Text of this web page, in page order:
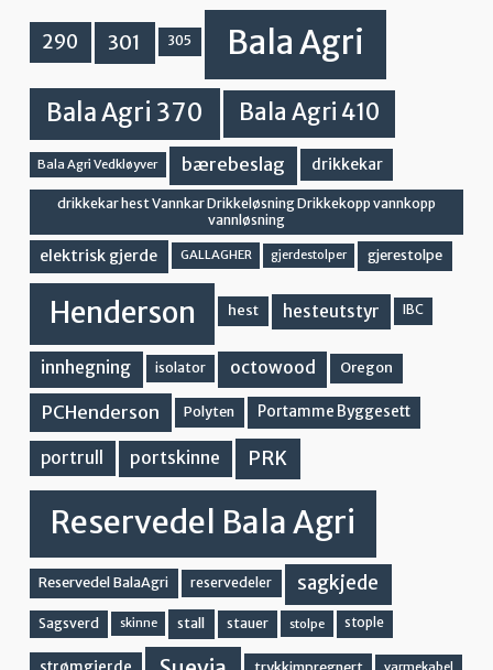
290 301 305 Bala Agri
Bala Agri 370 Bala Agri 410
Bala Agri Vedkløyver bærebeslag drikkekar
drikkekar hest Vannkar Drikkeløsning Drikkekopp vannkopp
vannløsning
elektrisk gjerde GALLAGHER gjerdestolper gjerestolpe
Henderson hest hesteutstyr IBC
innhegning isolator octowood Oregon
PCHenderson Polyten Portamme Byggesett
portrull portskinne PRK
Reservedel Bala Agri
Reservedel BalaAgri reservedeler sagkjede
Sagsverd skinne stall stauer stolpe stople